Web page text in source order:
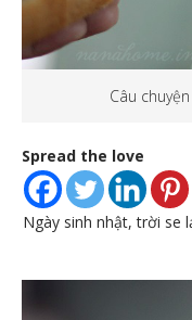
Câu
Spread the love
Ngày sinh nhật, trời se